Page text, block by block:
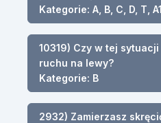
Kategorie: A, B, C, D, T,
10319) Czy w tej
ruchu na lewy?
Kategorie: B
2932) Zamierzasz